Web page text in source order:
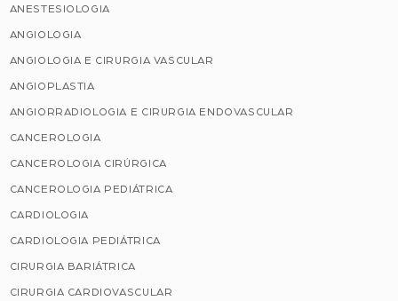
ANESTESIOLOGIA
ANGIOLOGIA
ANGIOLOGIA E CIRURGIA VASCULAR
ANGIOPLASTIA
ANGIORRADIOLOGIA E CIRURGIA ENDOVASCULAR
CANCEROLOGIA
CANCEROLOGIA CIRÚRGICA
CANCEROLOGIA PEDIÁTRICA
CARDIOLOGIA
CARDIOLOGIA PEDIÁTRICA
CIRURGIA BARIÁTRICA
CIRURGIA CARDIOVASCULAR